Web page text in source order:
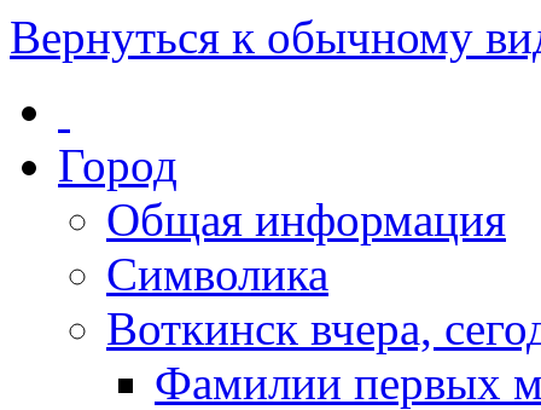
Вернуться к обычному
Город
Общая информация
Символика
Воткинск вчера,
Фамилии первых